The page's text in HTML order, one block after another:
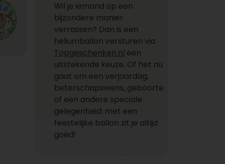
Wil je iemand op een
bijzondere manier
verrassen? Dan is een
heliumballon versturen via
Topgeschenken.nl een
uitstekende keuze. Of het nu
gaat om een verjaardag,
beterschapswens, geboorte
of een andere speciale
gelegenheid: met een
feestelijke ballon zit je altijd
goed!
Ons assortiment bestaat uit